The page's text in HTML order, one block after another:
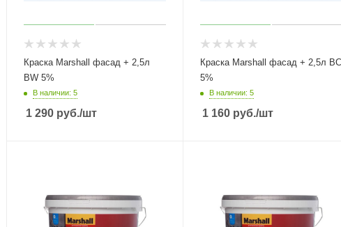
Краска Marshall фасад + 2,5л
BW 5%
В наличии: 5
1 290 руб./шт
Краска Marshall фасад + 2,5л BC
5%
В наличии: 5
1 160 руб./шт